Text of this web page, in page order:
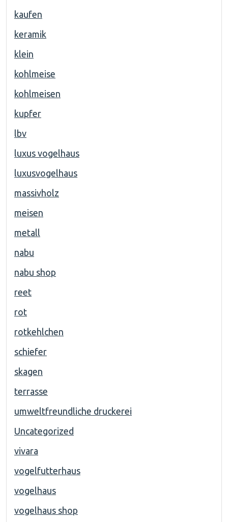
kaufen
keramik
klein
kohlmeise
kohlmeisen
kupfer
lbv
luxus vogelhaus
luxusvogelhaus
massivholz
meisen
metall
nabu
nabu shop
reet
rot
rotkehlchen
schiefer
skagen
terrasse
umweltfreundliche druckerei
Uncategorized
vivara
vogelfutterhaus
vogelhaus
vogelhaus shop